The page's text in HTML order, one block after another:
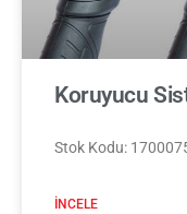
Koruyucu
Stok Kodu:
İNCELE